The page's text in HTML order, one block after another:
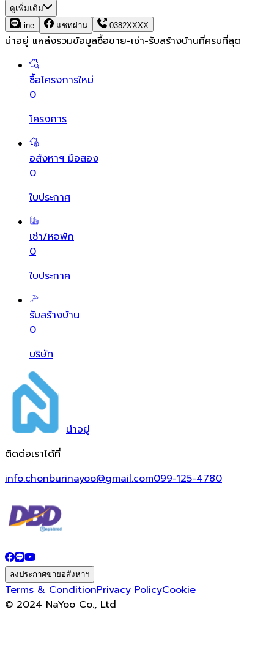
ดูเพิ่มเติม
Line
แชทผ่าน 0382XXXX
น่าอยู่ แหล่งรวมข้อมูลซื้อขาย-เช่า-รับสร้างบ้านที่ครบที่สุด
ซื้อโครงการใหม่
0
โครงการ
อสังหาฯ มือสอง
0
ใบประกาศ
เช่า/หอพัก
0
ใบประกาศ
รับสร้างบ้าน
0
บริษัท
น่าอยู่
ติดต่อเราได้ที่
info.chonburinayoo@gmail.com099-125-4780
ลงประกาศขายอสังหาฯ
Terms & ConditionPrivacy PolicyCookie
© 2024 NaYoo Co., Ltd